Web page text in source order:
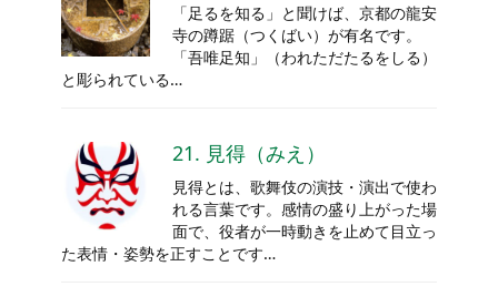
「足るを知る」と聞けば、京都の龍安
寺の蹲踞（つくばい）が有名です。
「吾唯足知」（われただたるをしる）
と彫られている…
21. 見得（みえ）
見得とは、歌舞伎の演技・演出で使わ
れる言葉です。感情の盛り上がった場
面で、役者が一時動きを止めて目立っ
た表情・姿勢を正すことです…